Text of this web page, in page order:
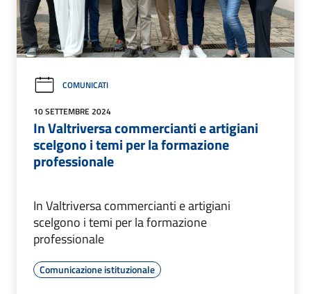
COMUNICATI
10 SETTEMBRE 2024
In Valtriversa commercianti e artigiani
scelgono i temi per la formazione
professionale
In Valtriversa commercianti e artigiani
scelgono i temi per la formazione
professionale
Comunicazione istituzionale